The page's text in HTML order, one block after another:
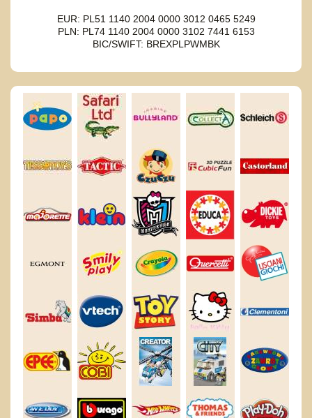
EUR: PL51 1140 2004 0000 3012 0465 5249
PLN: PL74 1140 2004 0000 3102 7441 6153
BIC/SWIFT: BREXPLPWMBK